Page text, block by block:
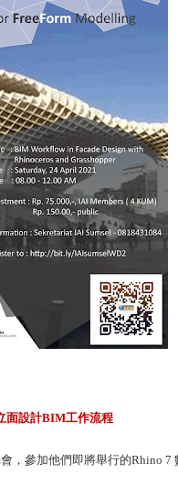
面設計BIM工作流程
，參加他們即將舉行的Rhino 7